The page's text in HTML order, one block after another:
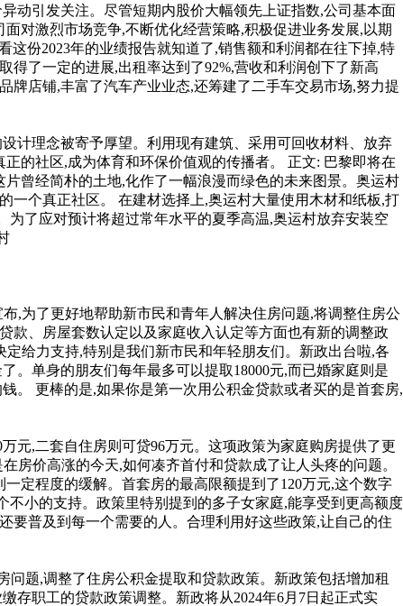
动引发关注。尽管短期内股价大幅领先上证指数,公司基本面
对激烈市场竞争,不断优化经营策略,积极促进业务发展,以期
份2023年的业绩报告就知道了,销售额和利润都在往下掉,特
了一定的进展,出租率达到了92%,营收和利润创下了新高
牌店铺,丰富了汽车产业业态,还筹建了二手车交易市场,努力提
计理念被寄予厚望。利用现有建筑、采用可回收材料、放弃
的社区,成为体育和环保价值观的传播者。 正文: 巴黎即将在
曾经简朴的土地,化作了一幅浪漫而绿色的未来图景。奥运村
一个真正社区。 在建材选择上,奥运村大量使用木材和纸板,打
了应对预计将超过常年水平的夏季高温,奥运村放弃安装空
,为了更好地帮助新市民和青年人解决住房问题,将调整住房公
款、房屋套数认定以及家庭收入认定等方面也有新的调整政
给力支持,特别是我们新市民和年轻朋友们。新政出台啦,各
。单身的朋友们每年最多可以提取18000元,而已婚家庭则是
。 更棒的是,如果你是第一次用公积金贷款或者买的是首套房,
元,二套自住房则可贷96万元。这项政策为家庭购房提供了更
房价高涨的今天,如何凑齐首付和贷款成了让人头疼的问题。
定程度的缓解。首套房的最高限额提到了120万元,这个数字
小的支持。政策里特别提到的多子女家庭,能享受到更高额度
要普及到每一个需要的人。合理利用好这些政策,让自己的住
题,调整了住房公积金提取和贷款政策。新政策包括增加租
存职工的贷款政策调整。新政将从2024年6月7日起正式实